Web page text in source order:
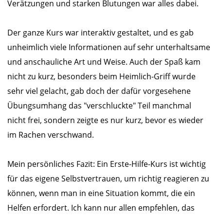
Verätzungen und starken Blutungen war alles dabei.
Der ganze Kurs war interaktiv gestaltet, und es gab
unheimlich viele Informationen auf sehr unterhaltsame
und anschauliche Art und Weise. Auch der Spaß kam
nicht zu kurz, besonders beim Heimlich-Griff wurde
sehr viel gelacht, gab doch der dafür vorgesehene
Übungsumhang das "verschluckte" Teil manchmal
nicht frei, sondern zeigte es nur kurz, bevor es wieder
im Rachen verschwand.
Mein persönliches Fazit: Ein Erste-Hilfe-Kurs ist wichtig
für das eigene Selbstvertrauen, um richtig reagieren zu
können, wenn man in eine Situation kommt, die ein
Helfen erfordert. Ich kann nur allen empfehlen, das